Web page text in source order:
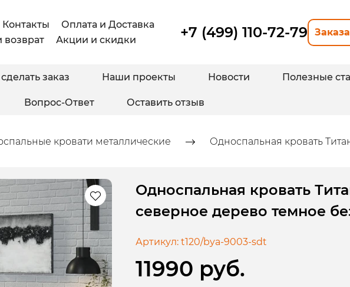
Контакты
Оплата и Доставка
возврат
Акции и скидки +7 (499) 110-72-79
заказ Наши проекты Новости Полезные
Вопрос-Ответ Оставить отзыв
кровати металлические Односпальная кровать
Односпальная кровать
северное дерево темное
Артикул: t120/bya-9003-sdt
11990 руб.